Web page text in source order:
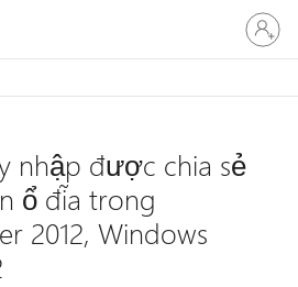
Đăng
nhập
tài
nhập được chia sẻ
ổ đĩa trong
2012, Windows